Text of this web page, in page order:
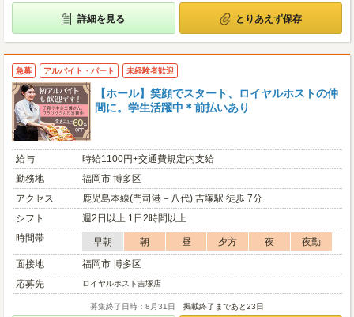
詳細を見る とりあえず保存
急募 アルバイト・パート 未経験者歓迎
【ホール】笑顔でスタート、ロイヤルホストの仲
間に。学生活躍中＊前払いあり
給与
時給1100円+交通費規定内支給
勤務地
福岡市 博多区
アクセス
鹿児島本線(門司港－八代) 吉塚駅 徒歩 7分
シフト
週2日以上 1日2時間以上
時間帯
早朝 朝 昼 夕方 夜
夜勤
面接地
福岡市 博多区
応募先
ロイヤルホスト吉塚店
募集終了日時：8月31日 掲載終了まであと23日